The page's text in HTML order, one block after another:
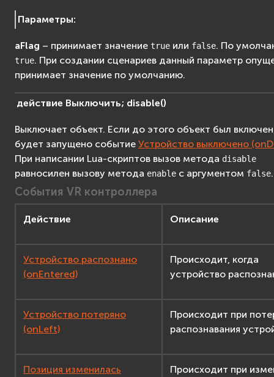
Параметры:
aFlag – принимает значение true или false. По
true. При создании сценариев данный параметр
принимает значение по умолчанию.
действие Выключить; disable()
Выключает объект. Если до этого объект был
будет запущено событие Устройство выключено
При написании Lua-скриптов вызов метода disable
равносилен вызову метода enable с аргументом false.
События VR контроллера
Действие Описание
Устройство распознано
(onEntered)
Происходит, когда
устройство
Устройство потеряно
(onLeft)
Происходит при
распознавания
Позиция изменилась
Происходит при